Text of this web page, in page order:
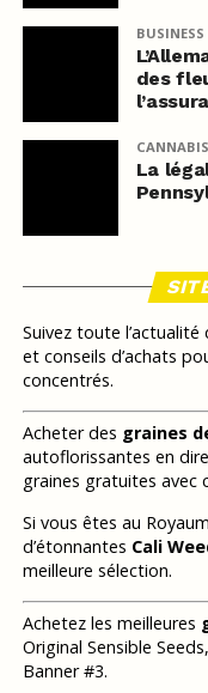
BUSINESS
des
La
Suivez toute
et conseils d’achats
concentrés.
Acheter des graines
autoflorissantes en
graines gratuites avec
Si vous êtes au
d’étonnantes Cali
meilleure sélection.
Achetez les meilleures
Original Sensible
Banner #3.